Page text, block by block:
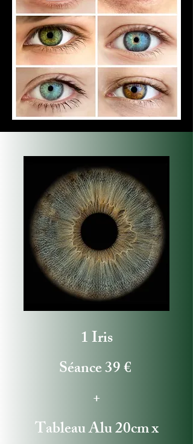
1 Iris
Séance 39 €
+
Tableau Alu 20cm x